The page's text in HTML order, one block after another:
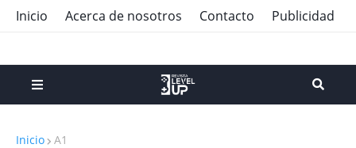
Inicio Acerca de nosotros Contacto Publicidad
Inicio A1